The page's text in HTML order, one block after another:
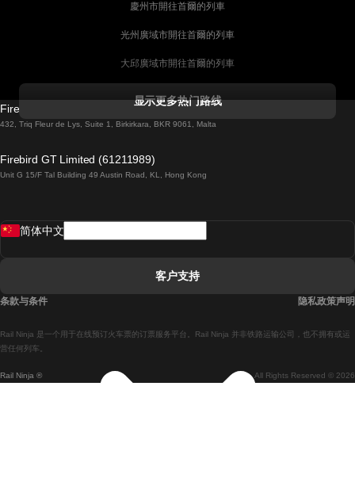
慶州市開往首爾的列車
光州廣域市開往首爾的列車
大邱廣域市開往首爾的列車
都柏林開往戈尔韦的列車
羅馬開往拿坡里的列車
馬德里開往巴塞罗那的列車
显示更多热门路线
Firebird GT Limited (OC 1451)
432, Triq Fleur de Lys, Suite 1, Birkirkara, BKR 9061, Malta
Firebird GT Limited (61211989)
Unit G 15/F Tal Building 49 Austin Road, KL, Hong Kong
Rail Ninja ® All Rights Reserved © 2026
Rail Ninja 是一个用于在线预订火车票的订票服务平台。Rail Ninja 并非铁路运输公司，也不拥有或运
营任何列车。
简体中文
客户支持
条款与条件 隐私政策声明